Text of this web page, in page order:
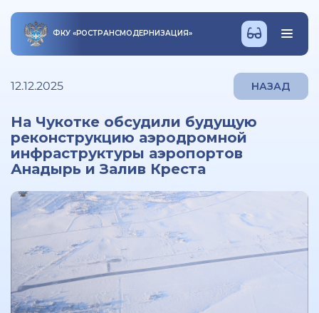
ФКУ «РОСТРАНСМОДЕРНИЗАЦИЯ»
12.12.2025 НАЗАД
На Чукотке обсудили будущую
реконструкцию аэродромной
инфраструктуры аэропортов
Анадырь и Залив Креста